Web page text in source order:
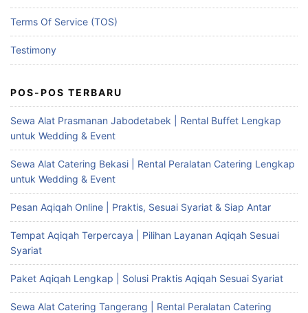
Terms Of Service (TOS)
Testimony
POS-POS TERBARU
Sewa Alat Prasmanan Jabodetabek | Rental Buffet Lengkap
untuk Wedding & Event
Sewa Alat Catering Bekasi | Rental Peralatan Catering Lengkap
untuk Wedding & Event
Pesan Aqiqah Online | Praktis, Sesuai Syariat & Siap Antar
Tempat Aqiqah Terpercaya | Pilihan Layanan Aqiqah Sesuai
Syariat
Paket Aqiqah Lengkap | Solusi Praktis Aqiqah Sesuai Syariat
Sewa Alat Catering Tangerang | Rental Peralatan Catering